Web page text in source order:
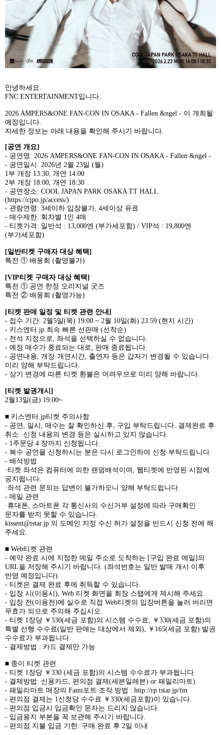
안녕하세요.
FNC ENTERTAINMENT입니다.
2026 AMPERS&ONE FAN-CON IN OSAKA - Fallen &ngel - 이 개최될
예정입니다.
자세한 정보는 아래 내용을 확인해 주시기 바랍니다.
[공연 개요]
- 공연명 : 2026 AMPERS&ONE FAN-CON IN OSAKA - Fallen &ngel -
- 공연일시 : 2026년 2월 23일 (월)
1부 개장 13:30, 개연 14:00
2부 개장 18:00, 개연 18:30
- 공연장소: COOL JAPAN PARK OSAKA TT HALL
(https://cjpo.jp/access/)
- 관람연령 : 3세이하 입장불가, 4세이상 유료
- 매수제한: 회차별 1인 4매
- 티켓가격 : 일반석 : 13,000엔 (부가세포함) / VIP석 : 19,800엔
(부가세포함)
[일반티켓 구매자 대상 혜택]
특전 ① 배웅회 (촬영불가)
[VIP티켓 구매자 대상 혜택]
특전 ① 공연 한정 오리지널 굿즈
특전 ② 배웅회 (촬영가능)
[티켓 판매 일정 및 티켓 관련 안내 ]
- 접수 기간: 2월5일(목) 19:00 ~ 2월 10일(화) 23:59 (현지 시간)
- 키스엔터 .jp 최속 빠른 선판매 (선착순)
- 전석 지정으로, 좌석을 선택하실 수 없습니다.
- 예정 매수가 종료되는 대로, 판매 종료됩니다.
- 공연내용, 개장·개연시간, 출연자 등은 갑자기 변경될 수 있습니다.
미리 양해 부탁드립니다.
- 상기 변경에 따른 티켓 환불은 어려우므로 미리 양해 바랍니다.
[티켓 발권개시 ]
2월 13일(금) 19:00~
■ 키스엔터 .jp티켓 주의사항
- 공연 , 일시 , 매수는 잘 확인하신 후, 구입 부탁드립니다. 결제완료 후
취소 ·신청 내용의 변경 등은 실시하고 있지 않습니다.
- 1주문당 4 장까지 신청됩니다.
- 복수 공연을 신청하시는 분은 다시 로그인하여 신청 부탁드립니다.
- 배석방법
·티켓 좌석은 컴퓨터에 의한 랜덤배석이며 , 웹티켓에 반영된 시점에
공지됩니다.
·좌석 관련 문의는 답변이 불가하오니 양해 부탁드립니다.
- 메일 관련
·휴대폰, 스마트폰 각 통신사의 수신거부 설정에 따라 구매확인
문자를 받지 못할 수 있습니다.
kissent@tstar.jp 의 도메인 지정 수신 허가 설정을 반드시 신청 전에 해
주세요.
■ Web티켓 관련
- 예약 완료 시에 지정한 메일 주소로 도착하는 [구입 완료 메일] 의
URL을 저장해 주시기 바랍니다. (좌석번호는 일반 발매 개시 이후
반영 예정입니다).
- 티켓은 결제 완료 후에 취득할 수 있습니다.
- 입장 시 (이용시 ), Web 티켓 화면을 회장 스탭에게 제시해 주세요.
- 입장 전(이용전)에 실수로 직접 Web티켓의 입장버튼을 눌러 버리면
무효가 되므로 주의해 주십시오.
- 티켓 1장당 ￥ 330(세금 포함)의 시스템 수수료, ￥ 330(세금 포함)의
특별 선행 수수료(일반 판매는 대상에서 제외 ), ￥ 165(세금 포함) 발권
수수료가 부과됩니다.
- 결제방법 : 카드 결제만 가능
■ 종이 티켓 관련
- 티켓 1장당 ￥ 330 (세금 포함)의 시스템 수수료가 부과됩니다.
- 결제방법 : 신용카드, 편의점 결제 (세븐일레븐) or 패밀리마트)
- 패밀리마트 매장의 Fami포트 조작 방법 : http://rp.tstar.jp/fm
- 편의점 결제는 1신청당 수수료 ￥ 330(세금포함)이 있습니다.
- 편의점 입금시 입금확인 문자는 드리지 않습니다.
- 입금용지 부본을 꼭 보관해 주시기 바랍니다.
- 편의점 지불 입금 기한: 구매 완료 후 2일 이내